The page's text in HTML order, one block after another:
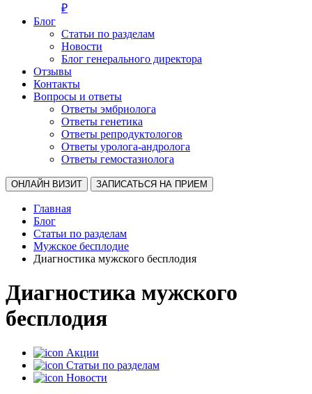
₽
Блог
Статьи по разделам
Новости
Блог генерального директора
Отзывы
Контакты
Вопросы и ответы
Ответы эмбриолога
Ответы генетика
Ответы репродуктологов
Ответы уролога-андролога
Ответы гемостазиолога
ОНЛАЙН ВИЗИТ ЗАПИСАТЬСЯ НА ПРИЕМ
Главная
Блог
Статьи по разделам
Мужское бесплодие
Диагностика мужского бесплодия
Диагностика мужского
бесплодия
Акции
Статьи по разделам
Новости